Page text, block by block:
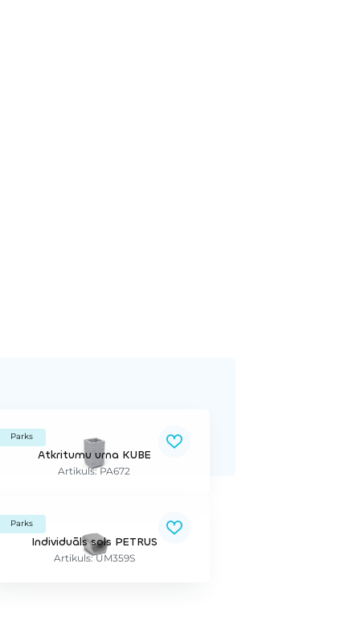
Parks
Atkritumu urna KUBE
Artikuls: PA672
Parks
Individuāls sols PETRUS
Artikuls: UM359S